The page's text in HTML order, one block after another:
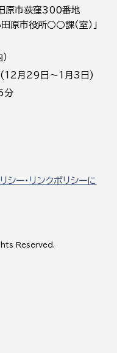
市荻窪300番地
市役所○○課（室）」
(12月29日～1月3日)
分
シー・リンクポリシーに
Reserved.